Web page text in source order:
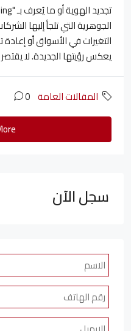
الجوهرية التي تلجأ إليها
التغيرات في الأسواق أو
يعكس رؤيتها الجديدة. لا يقتصر
المقالات العامة 0
سجل الآن